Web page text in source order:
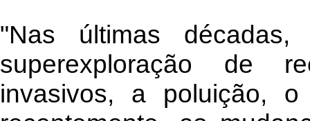
"Nas últimas
superexploração de
invasivos, a poluição,